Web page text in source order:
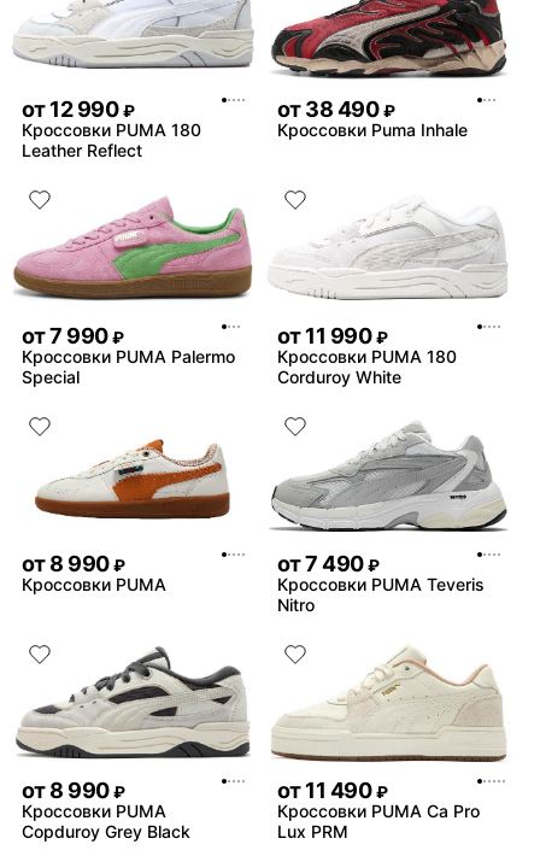
от12 990 ₽
Кроссовки PUMA 180
Leather Reflect
от38 490 ₽
Кроссовки Puma Inhale
от7 990 ₽
Кроссовки PUMA Palermo
Special
от11 990 ₽
Кроссовки PUMA 180
Corduroy White
от8 990 ₽
Кроссовки PUMA
от7 490 ₽
Кроссовки PUMA Teveris
Nitro
от8 990 ₽
Кроссовки PUMA
Copduroy Grey Black
от11 490 ₽
Кроссовки PUMA Ca Pro
Lux PRM